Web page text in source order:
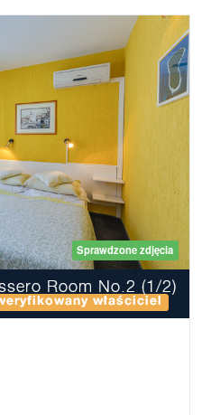
Sprawdzone zdjęcia
Room No.2 (1/2)
właściciel